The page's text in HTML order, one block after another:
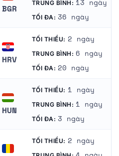
BGR TRUNG BÌNH: 13 ngày
TỐI ĐA: 36 ngày
HRV
TỐI THIỂU: 2 ngày
TRUNG BÌNH: 6 ngày
TỐI ĐA: 20 ngày
HUN
TỐI THIỂU: 1 ngày
TRUNG BÌNH: 1 ngày
TỐI ĐA: 3 ngày
TỐI THIỂU: 2 ngày